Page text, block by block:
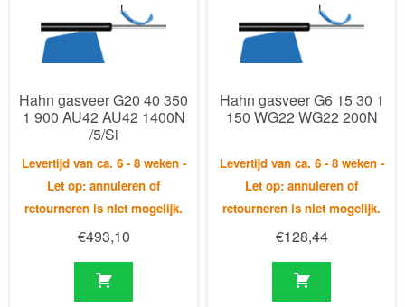
Hahn gasveer G20 40 350
1 900 AU42 AU42 1400N
/5/Si
Let op: annuleren of
retourneren is niet mogelijk.
Hahn gasveer G6 15 30 1
150 WG22 WG22 200N
Let op: annuleren of
retourneren is niet mogelijk.